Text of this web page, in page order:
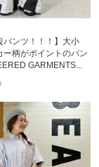
パンツ！！！】大小
ー柄がポイントのパン
GARMENTS...